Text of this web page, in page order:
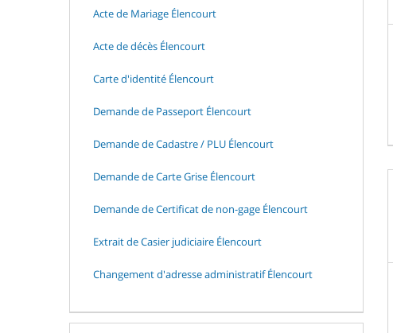
Acte de Mariage Élencourt
Acte de décès Élencourt
Carte d'identité Élencourt
Demande de Passeport Élencourt
Demande de Cadastre / PLU Élencourt
Demande de Carte Grise Élencourt
Demande de Certificat de non-gage Élencourt
Extrait de Casier judiciaire Élencourt
Changement d'adresse administratif Élencourt